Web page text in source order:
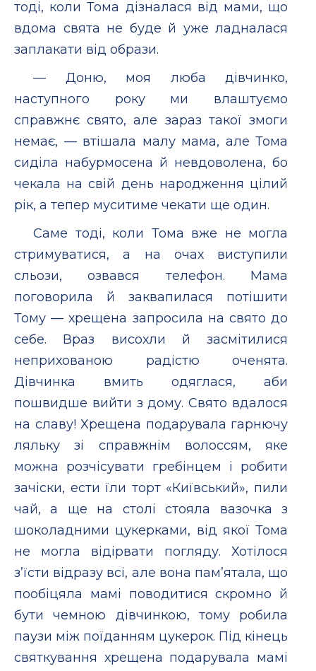
тоді, коли Тома дізналася від мами, що
вдома свята не буде й уже ладналася
заплакати від образи.
— Доню, моя люба дівчинко,
наступного року ми влаштуємо
справжнє свято, але зараз такої змоги
немає, — втішала малу мама, але Тома
сиділа набурмосена й невдоволена, бо
чекала на свій день народження цілий
рік, а тепер муситиме чекати ще один.
Саме тоді, коли Тома вже не могла
стримуватися, а на очах виступили
сльози, озвався телефон. Мама
поговорила й заквапилася потішити
Тому — хрещена запросила на свято до
себе. Враз висохли й засмітилися
неприхованою радістю оченята.
Дівчинка вмить одяглася, аби
пошвидше вийти з дому. Свято вдалося
на славу! Хрещена подарувала гарнючу
ляльку зі справжнім волоссям, яке
можна розчісувати гребінцем і робити
зачіски, ести їли торт «Київський», пили
чай, а ще на столі стояла вазочка з
шоколадними цукерками, від якої Тома
не могла відірвати погляду. Хотілося
з’їсти відразу всі, але вона пам’ятала, що
пообіцяла мамі поводитися скромно й
бути чемною дівчинкою, тому робила
паузи між поїданням цукерок. Під кінець
святкування хрещена подарувала мамі